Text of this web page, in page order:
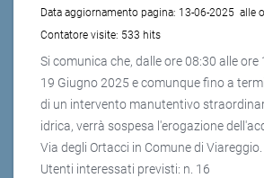
Data aggiornamento pagina: 13-06-2025 alle
Contatore visite: 533 hits
Si comunica che, dalle ore 08:30 alle ore
19 Giugno 2025 e comunque fino a
di un intervento manutentivo
idrica, verrà sospesa l'erogazione
Via degli Ortacci in Comune di Viareggio.
Utenti interessati previsti: n. 16